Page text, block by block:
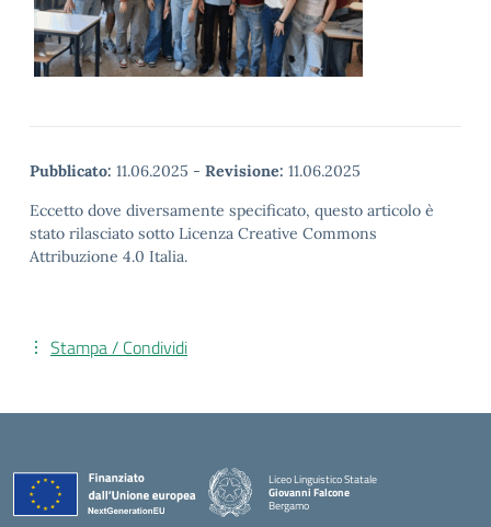
Pubblicato: 11.06.2025 - Revisione: 11.06.2025
Eccetto dove diversamente specificato, questo articolo è
stato rilasciato sotto Licenza Creative Commons
Attribuzione 4.0 Italia.
Stampa / Condividi
Liceo Linguistico Statale
Giovanni Falcone
Bergamo
— Visita la pagina iniziale della scuola